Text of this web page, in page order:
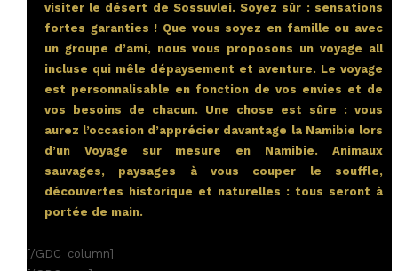
visiter le désert de Sossuvlei. Soyez sûr : sensations
fortes garanties ! Que vous soyez en famille ou avec
un groupe d’ami, nous vous proposons un voyage all
incluse qui mêle dépaysement et aventure. Le voyage
est personnalisable en fonction de vos envies et de
vos besoins de chacun. Une chose est sûre : vous
aurez l’occasion d’apprécier davantage la Namibie lors
d’un Voyage sur mesure en Namibie. Animaux
sauvages, paysages à vous couper le souffle,
découvertes historique et naturelles : tous seront à
portée de main.
[/GDC_column]